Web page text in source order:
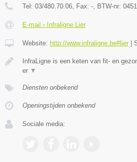
Tel: 03/480.70.06 , Fax: - , BTW-nr:
E-mail › Infraligne Lier
Website: http://www.infraligne.be#lier|
InfraLigne is een keten van fit- en
er ▼
Diensten onbekend
Openingstijden onbekend
Sociale media: